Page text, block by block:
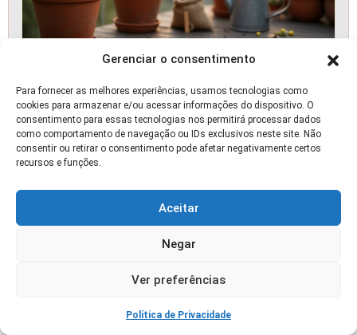
Gerenciar o consentimento
Para fornecer as melhores experiências, usamos tecnologias como
cookies para armazenar e/ou acessar informações do dispositivo. O
consentimento para essas tecnologias nos permitirá processar dados
como comportamento de navegação ou IDs exclusivos neste site. Não
consentir ou retirar o consentimento pode afetar negativamente certos
recursos e funções.
Aceitar
Negar
Ver preferências
Política de Privacidade
Apartamento em 2025
🛒 OFERTA